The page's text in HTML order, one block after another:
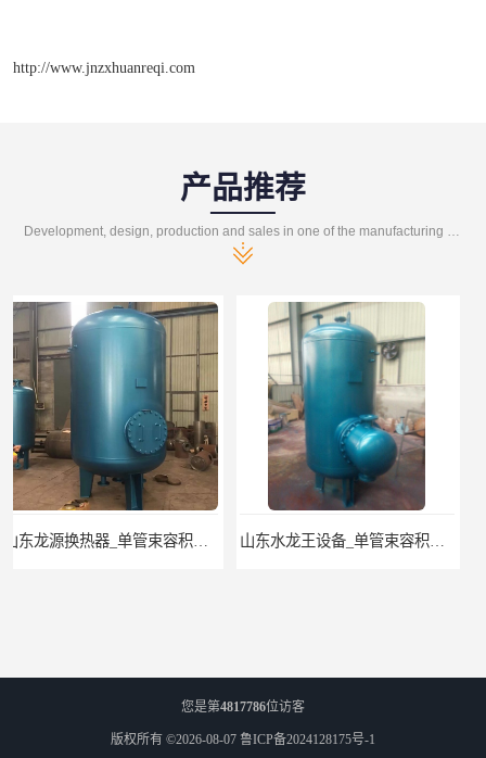
http://www.jnzxhuanreqi.com
产品推荐
您是第4817786位访客
版权所有 ©2026-08-07 鲁ICP备2024128175号-1